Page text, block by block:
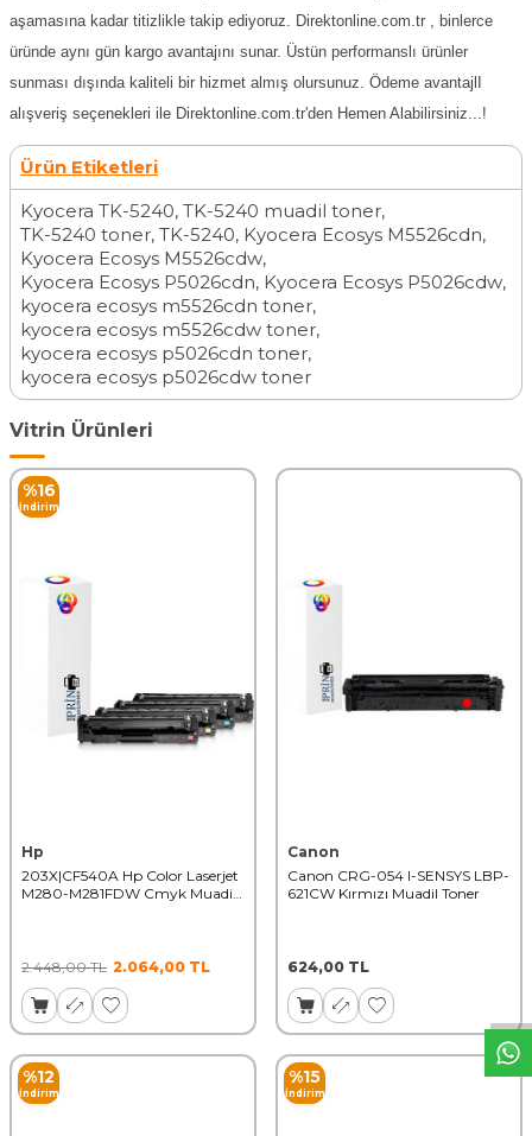
aşamasına kadar titizlikle takip ediyoruz. Direktonline.com.tr , binlerce
üründe aynı gün kargo avantajını sunar. Üstün performanslı ürünler
sunması dışında kaliteli bir hizmet almış olursunuz. Ödeme avantajlI
alışveriş seçenekleri ile Direktonline.com.tr'den Hemen Alabilirsiniz...!
Ürün Etiketleri
Kyocera TK-5240, TK-5240 muadil toner,
TK-5240 toner, TK-5240, Kyocera Ecosys M5526cdn,
Kyocera Ecosys M5526cdw,
Kyocera Ecosys P5026cdn, Kyocera Ecosys P5026cdw,
kyocera ecosys m5526cdn toner,
kyocera ecosys m5526cdw toner,
kyocera ecosys p5026cdn toner,
kyocera ecosys p5026cdw toner
Vitrin Ürünleri
%16
İndirim
Hp
203X|CF540A Hp Color Laserjet
M280-M281FDW Cmyk Muadil
2.448,00TL 2.064,00 TL
Canon
Canon CRG-054 I-SENSYS LBP-
621CW Kırmızı Muadil Toner
624,00 TL
%12
İndirim
%15
İndirim